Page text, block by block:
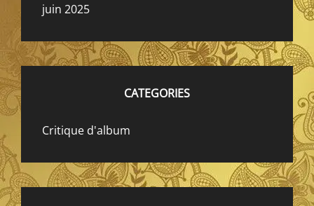
juin 2025
CATEGORIES
Critique d'album